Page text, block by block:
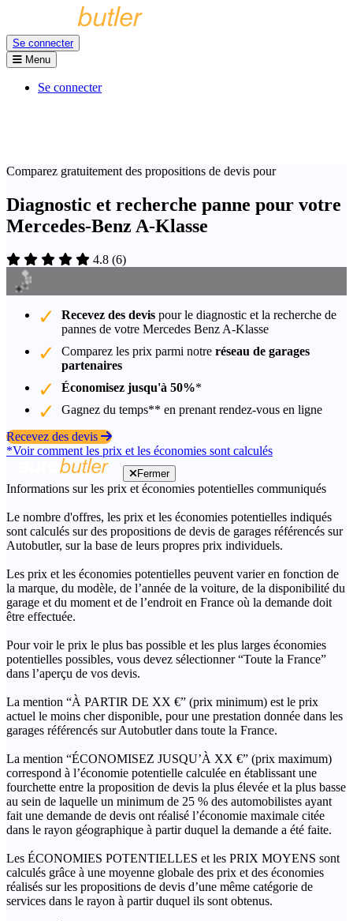
Se connecter
Menu
Se connecter
Comparez gratuitement des propositions de devis pour
Diagnostic et recherche panne pour votre
Mercedes-Benz A-Klasse
4.8 (6)
Recevez des devis pour le diagnostic et la recherche de
pannes de votre Mercedes Benz A-Klasse
Comparez les prix parmi notre réseau de garages
partenaires
Économisez jusqu'à 50%*
Gagnez du temps** en prenant rendez-vous en ligne
Recevez des devis
*Voir comment les prix et les économies sont calculés
Fermer
Informations sur les prix et économies potentielles communiqués
Le nombre d'offres, les prix et les économies potentielles indiqués
sont calculés sur des propositions de devis de garages référencés sur
Autobutler, sur la base de leurs propres prix individuels.
Les prix et les économies potentielles peuvent varier en fonction de
la marque, du modèle, de l’année de la voiture, de la disponibilité du
garage et du moment et de l’endroit en France où la demande doit
être effectuée.
Pour voir le prix le plus bas possible et les plus larges économies
potentielles possibles, vous devez sélectionner “Toute la France”
dans l’aperçu de vos devis.
La mention “À PARTIR DE XX €” (prix minimum) est le prix
actuel le moins cher disponible, pour une prestation donnée dans les
garages référencés sur Autobutler dans toute la France.
La mention “ÉCONOMISEZ JUSQU’À XX €” (prix maximum)
correspond à l’économie potentielle calculée en établissant une
fourchette entre la proposition de devis la plus élevée et la plus basse
au sein de laquelle un minimum de 25 % des automobilistes ayant
fait une demande de devis ont réalisé l’économie maximale citée
dans le rayon géographique à partir duquel la demande a été faite.
Les ÉCONOMIES POTENTIELLES et les PRIX MOYENS sont
calculés grâce à une moyenne globale des prix et des économies
réalisés sur les propositions de devis d’une même catégorie de
services dans le rayon à partir duquel ils sont obtenus.